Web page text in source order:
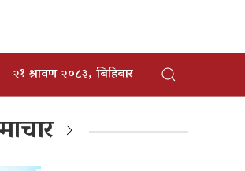
२१ श्रावण २०८३, बिहिबार